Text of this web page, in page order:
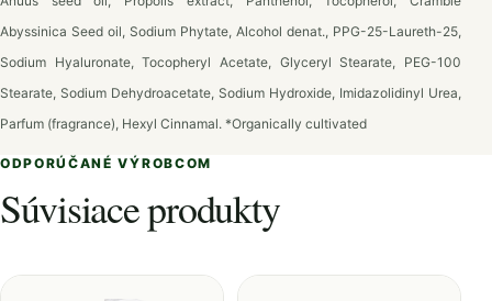
Abyssinica Seed oil, Sodium Phytate, Alcohol denat., PPG-25-Laureth-25,
Sodium Hyaluronate, Tocopheryl Acetate, Glyceryl Stearate, PEG-100
Stearate, Sodium Dehydroacetate, Sodium Hydroxide, Imidazolidinyl Urea,
Parfum (fragrance), Hexyl Cinnamal. *Organically cultivated
ODPORÚČANÉ VÝROBCOM
Súvisiace produkty